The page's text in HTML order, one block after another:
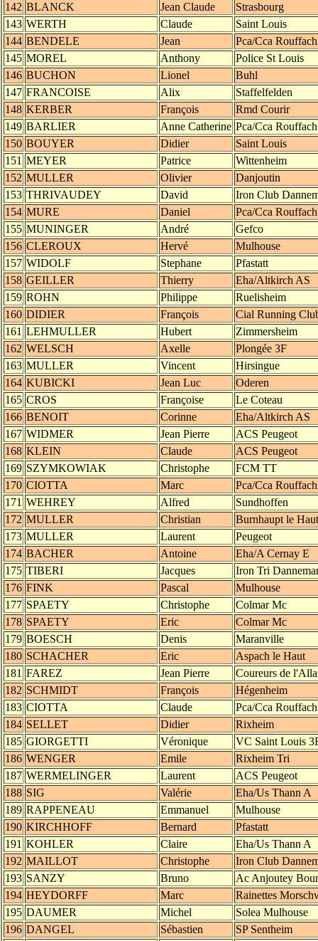
142 BLANCK Jean Claude
Strasbourg
143 WERTH Claude
Saint Louis
144 BENDELE Jean
Pca/Cca Rouffach
145 MOREL Anthony
Police St Louis
146 BUCHON Lionel
Buhl
147 FRANCOISE Alix
Staffelfelden
148 KERBER François
Rmd Courir
149 BARLIER Anne Catherine Pca/Cca Rouffach
150 BOUYER Didier
Saint Louis
151 MEYER Patrice
Wittenheim
152 MULLER Olivier
Danjoutin
153 THRIVAUDEY David
Iron Club
154 MURE Daniel
Pca/Cca Rouffach
155 MUNINGER André
Gefco
156 CLEROUX Hervé
Mulhouse
157 WIDOLF Stephane
Pfastatt
158 GEILLER Thierry
Eha/Altkirch AS
159 ROHN Philippe
Ruelisheim
160 DIDIER François
Cial Running
161 LEHMULLER Hubert
Zimmersheim
162 WELSCH Axelle
Plongée 3F
163 MULLER Vincent
Hirsingue
164 KUBICKI Jean Luc
Oderen
165 CROS Françoise
Le Coteau
166 BENOIT Corinne
Eha/Altkirch AS
167 WIDMER Jean Pierre
ACS Peugeot
168 KLEIN Claude
ACS Peugeot
169 SZYMKOWIAK Christophe
FCM TT
170 CIOTTA Marc
Pca/Cca Rouffach
171 WEHREY Alfred
Sundhoffen
172 MULLER Christian
Burnhaupt le Haut
173 MULLER Laurent
Peugeot
174 BACHER Antoine
Eha/A Cernay E
175 TIBERI Jacques
Iron Tri
176 FINK Pascal
Mulhouse
177 SPAETY Christophe
Colmar Mc
178 SPAETY Eric
Colmar Mc
179 BOESCH Denis
Maranville
180 SCHACHER Eric
Aspach le Haut
181 FAREZ Jean Pierre
Coureurs de
182 SCHMIDT François
Hégenheim
183 CIOTTA Claude
Pca/Cca Rouffach
184 SELLET Didier
Rixheim
185 GIORGETTI Véronique
VC Saint Louis
186 WENGER Emile
Rixheim Tri
187 WERMELINGER Laurent
ACS Peugeot
188 SIG Valérie
Eha/Us Thann A
189 RAPPENEAU Emmanuel
Mulhouse
190 KIRCHHOFF Bernard
Pfastatt
191 KOHLER Claire
Eha/Us Thann A
192 MAILLOT Christophe
Iron Club
193 SANZY Bruno
Ac Anjoutey
194 HEYDORFF Marc
Rainettes
195 DAUMER Michel
Solea Mulhouse
196 DANGEL Sébastien
SP Sentheim